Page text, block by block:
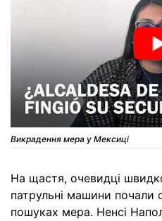
Викрадення мера у Мексиці
На щастя, очевидці
патрульні машини почали
пошуках мера. Ненсі